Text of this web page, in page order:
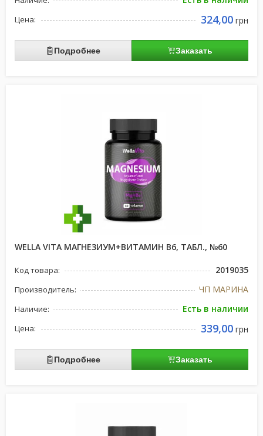
Цена: 324,00 грн
Подробнее Заказать
WELLA VITA МАГНЕЗИУМ+ВИТАМИН В6, ТАБЛ., №60
Код товара: 2019035
Производитель: ЧП МАРИНА
Наличие: Есть в наличии
Цена: 339,00 грн
Подробнее Заказать